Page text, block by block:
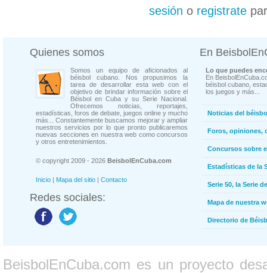
sesión o registrate
Quienes somos
Somos un equipo de aficionados al
béisbol cubano. Nos propusimos la
tarea de desarrollar esta web con el
objetivo de brindar información sobre el
Béisbol en Cuba y su Serie Nacional.
Ofrecemos noticias, reportajes,
estadísticas, foros de debate, juegos online y mucho
más... Constantemente buscamos mejorar y ampliar
nuestros servicios por lo que pronto publicaremos
nuevas secciones en nuestra web como concursos
y otros entretenimientos.
© copyright 2009 - 2026 BeisbolEnCuba.com
Inicio | Mapa del sitio | Contacto
Redes sociales:
En
Lo que puedes
En
béisbol cubano,
los juegos y más...
Noticias del
Foros, opiniones,
Concursos sobre
Estadísticas de la
Serie 50, la Serie
Mapa de nuestra
Directorio de
BeisbolEnCuba.com es un proyecto